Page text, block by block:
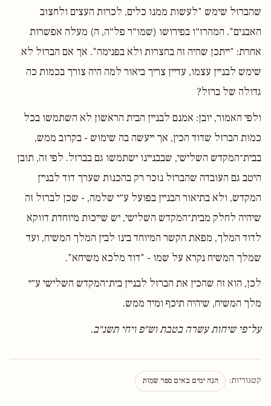
שהברזל שימש "לעשות ממנו כלים, לכרות העצים ולחצוב
האבנים". המהרז״ו בפירושו (שמו״ר פל״ה, ה) מעלה אפשרות
אחרת: "ייתכן שהיה זה בחצרות ולא בפנימה". אך אם הברזל לא
שימש לבניין עצמו, עדיין צריך ביאור למה היה צורך בכמות כה
גדולה של ברזל?
ולפי האמור, יובן: אמנם לבניין הבית הראשון לא השתמשו בכל
כמות הברזל שדוד הכין, אך ייעשה בה שימוש - בקרוב ממש,
בבית־המקדש השלישי, שבבניינו ישתמשו גם בברזל. לפי זה, תובן
היטב גם העובדה שהברזל נזכר רק בהכנות שערך דוד לבניין
המקדש, ולא בתיאור הבניין בפועל ע״י שלמה, - שכן לברזל זה
שיהיה לחלק מבית־המקדש השלישי, יש שייכות מיוחדת דווקא
לדוד המלך, מפאת הקשר המיוחד בינו לבין המלך המשיח, ועד
שמלך המשיח נקרא על שמו - "דוד מלכא משיחא".
לכן, הוא זה שהכין את הברזל לבניין בית־המקדש השלישי ע״י
מלך המשיח, שיהיה תיכף ומיד ממש.
על־פי שיחות עשרה בטבת וש״פ ויחי תשנ״ב.
קטגוריות: הנה ימים באים ספר שמות